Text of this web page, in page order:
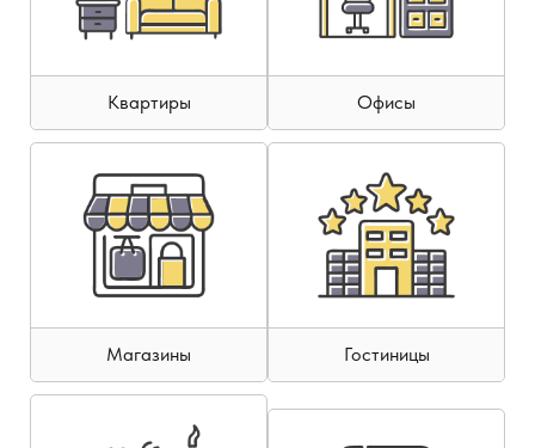
Квартиры Офисы
Магазины Гостиницы